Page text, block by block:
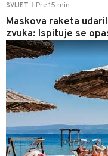
SVIJET Pre 15 min
Maskova raketa
zvuka: Ispituje se